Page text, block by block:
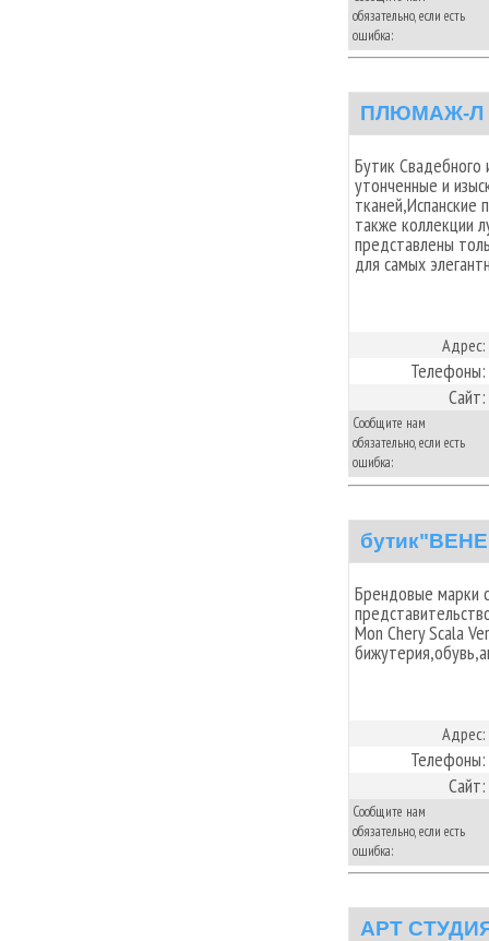
обязательно, если есть
ошибка:
ПЛЮМАЖ-Л
Бутик Свадебного
утонченные и
тканей,Испанские
также коллекции
представлены
для самых
Адрес:
Телефоны:
Сайт:
Сообщите нам
обязательно, если есть
ошибка:
Брендовые марки
Mon Chery Scala
Адрес:
Телефоны:
Сайт:
Сообщите нам
обязательно, если есть
ошибка:
АРТ